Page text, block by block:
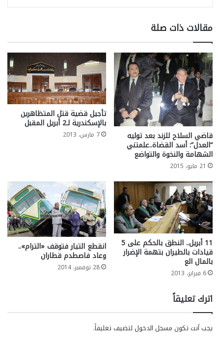
مقالات ذات صلة
قاضي السلاح للزند بعد توليه
“العدل”: أسد القضاة..علمتني
الشهامة والنخوة والتواضع
21 مايو، 2015
تأجيل قضية قتل المتظاهرين
بالإسكندرية لـ2 أبريل المقبل
7 مارس، 2013
11 أبريل.. النطق بالحكم على 5
قيادات بالطيران بتهمة الإضرار
بالمال الع
6 فبراير، 2013
انقطع التيار فتوقف «الترام»..
وعاد فاصطدم قطاران
28 نوفمبر، 2014
اترك تعليقاً
يجب أنت تكون مسجل الدخول لتضيف تعليقاً.